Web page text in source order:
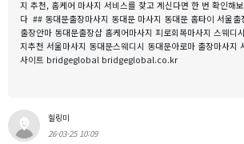
지 추천, 홈케어 마사지 서비스를 찾고 계신다면 한 번 확인해
다 ## 동대문출장마사지 동대문 마사지 동대문 홈타이 서울출
출장안마 동대문출장샵 홈케어마사지 피로회복마사지 스웨디
지추천 서울마사지 동대문스웨디시 동대문아로마 출장마사지
사이트 bridgeglobal bridgeglobal.co.kr
힐링미
26-03-25 10:09